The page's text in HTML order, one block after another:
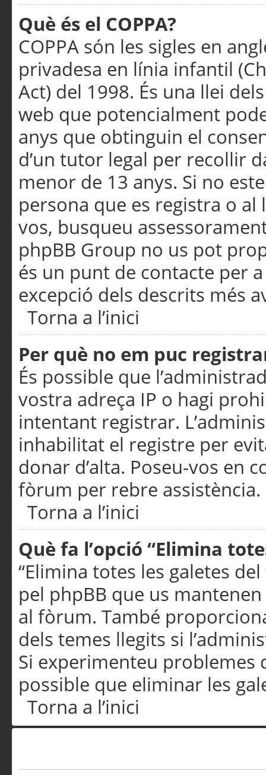
Què és el COPPA?
COPPA són les sigles en
privadesa en línia infantil
Act) del 1998. És una llei
web que potencialment
anys que obtinguin el
d’un tutor legal per recollir
menor de 13 anys. Si no
persona que es registra o
vos, busqueu
phpBB Group no us pot
és un punt de contacte per
excepció dels descrits més
Torna a l’inici
Per què no em puc
És possible que
vostra adreça IP o hagi
intentant registrar.
inhabilitat el registre per
donar d’alta. Poseu-vos en
fòrum per rebre assistència.
Torna a l’inici
Què fa l’opció “Elimina
“Elimina totes les galetes
pel phpBB que us
al fòrum. També
dels temes llegits si
Si experimenteu problemes
possible que eliminar les
Torna a l’inici